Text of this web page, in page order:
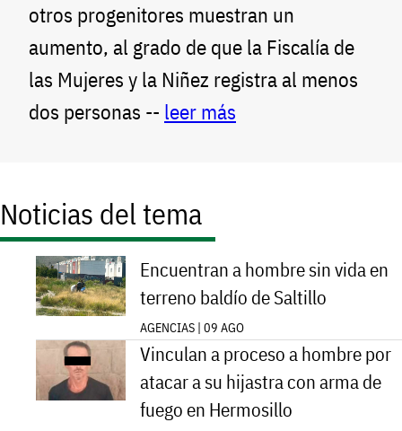
otros progenitores muestran un
aumento, al grado de que la Fiscalía de
las Mujeres y la Niñez registra al menos
dos personas -- leer más
Noticias del tema
Encuentran a hombre sin vida en
terreno baldío de Saltillo
AGENCIAS | 09 AGO
Vinculan a proceso a hombre por
atacar a su hijastra con arma de
fuego en Hermosillo